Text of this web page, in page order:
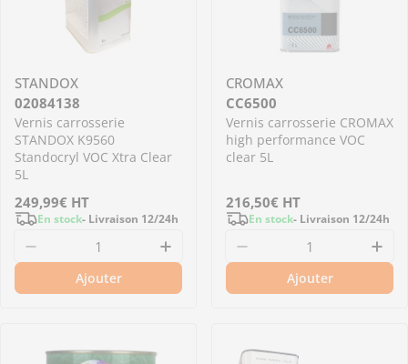
STANDOX
02084138
Vernis carrosserie
STANDOX K9560
Standocryl VOC Xtra Clear
5L
Prix
régulier
249,99€ HT
En stock- Livraison 12/24h
Diminuer la quantité pour 02084138 - Vernis
Augmenter la quantité pour
Ajouter
CROMAX
CC6500
Vernis carrosserie CROMAX
high performance VOC
clear 5L
Prix
régulier
216,50€ HT
En stock- Livraison 12/24h
Diminuer la
Ajouter